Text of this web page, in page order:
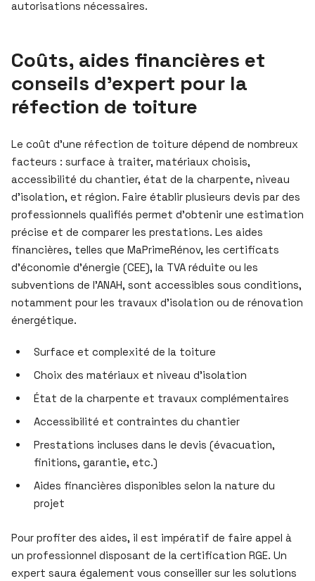
autorisations nécessaires.
Coûts, aides financières et
conseils d’expert pour la
réfection de toiture
Le coût d’une réfection de toiture dépend de nombreux
facteurs : surface à traiter, matériaux choisis,
accessibilité du chantier, état de la charpente, niveau
d’isolation, et région. Faire établir plusieurs devis par des
professionnels qualifiés permet d’obtenir une estimation
précise et de comparer les prestations. Les aides
financières, telles que MaPrimeRénov, les certificats
d’économie d’énergie (CEE), la TVA réduite ou les
subventions de l’ANAH, sont accessibles sous conditions,
notamment pour les travaux d’isolation ou de rénovation
énergétique.
Surface et complexité de la toiture
Choix des matériaux et niveau d’isolation
État de la charpente et travaux complémentaires
Accessibilité et contraintes du chantier
Prestations incluses dans le devis (évacuation,
finitions, garantie, etc.)
Aides financières disponibles selon la nature du
projet
Pour profiter des aides, il est impératif de faire appel à
un professionnel disposant de la certification RGE. Un
expert saura également vous conseiller sur les solutions